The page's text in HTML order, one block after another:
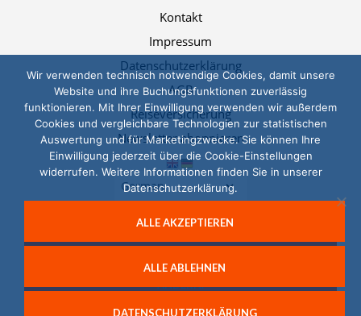
Kontakt
Impressum
Datenschutzerklärung
AGB
Reiseversicherung
Newsletter abonnieren
SIE KÖNNEN IHRE EINWILLIGUNG JEDERZEIT
WIDERRUFEN UND IHRE COOKIE-EINSTELLUNGEN
ÄNDERN.
Wir verwenden technisch notwendige Cookies, damit unsere
Website und ihre Buchungsfunktionen zuverlässig
funktionieren. Mit Ihrer Einwilligung verwenden wir außerdem
Cookies und vergleichbare Technologien zur statistischen
Auswertung und für Marketingzwecke. Sie können Ihre
Einwilligung jederzeit über die Cookie-Einstellungen
widerrufen. Weitere Informationen finden Sie in unserer
Datenschutzerklärung.
ALLE AKZEPTIEREN
ALLE ABLEHNEN
DATENSCHUTZERKLÄRUNG